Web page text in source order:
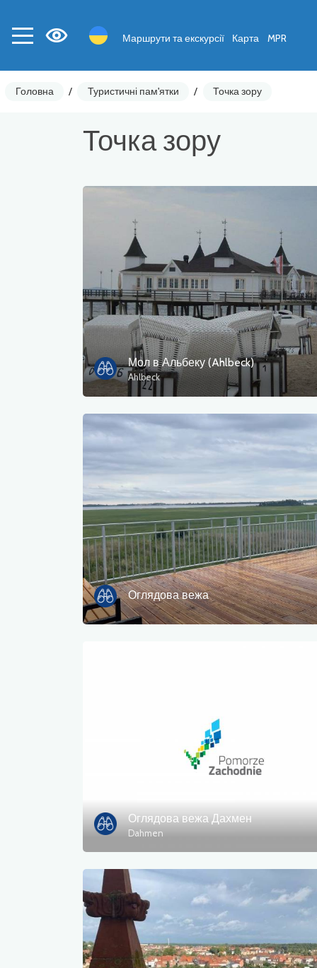
Маршрути та екскурсії Карта MPR
Головна / Туристичні пам'ятки / Точка зору
Точка зору
Мол в Альбеку (Ahlbeck)
Ahlbeck
Оглядова вежа
Оглядова вежа Дахмен
Dahmen